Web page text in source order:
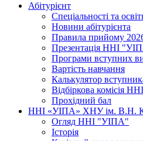
Абітурієнт
Спеціальності та
Новини абітурієнта
Правила прийому
Презентація ННІ
Програми вступних
Вартість навчання
Калькулятор
Відбіркова комісія
Прохідний бал
ННІ «УІПА» ХНУ ім. В.Н.
Огляд ННІ "УІПА"
Історія